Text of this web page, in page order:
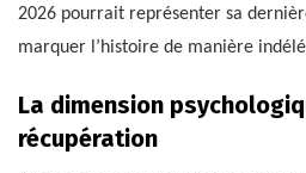
2026 pourrait représenter sa
marquer l’histoire de manière
La dimension
récupération